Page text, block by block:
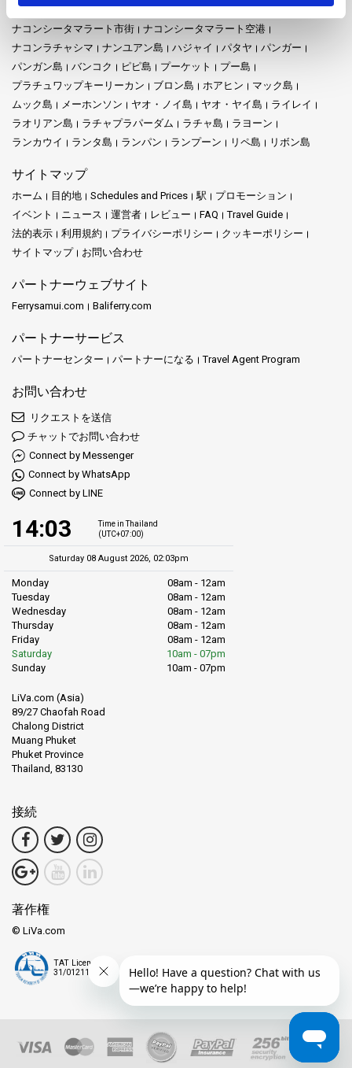
トラット
トラン ドンサク ナカ島
ナコンシータマラート
ナコンシータマラート市街
ナコンシータマラート空港
ナコンラチャシマ
ナンユアン島 ハジャイ パタヤ
パンガー
パンガン島
バンコク ピピ島 プーケット
プー島
プラチュワップキーリーカン
ブロン島 ホアヒン
マック島
ムック島
メーホンソン ヤオ・ノイ島 ヤオ・ヤイ島
ライレイ
ラオリアン島
ラチャプラパーダム ラチャ島
ラヨーン
ランカウイ
ランタ島 ランパン ランプーン リペ島 リボン島
サイトマップ
ホーム 目的地 Schedules and Prices 駅
プロモーション
イベント
ニュース 運営者 レビュー FAQ
Travel Guide
法的表示
利用規約 プライバシーポリシー
クッキーポリシー
サイトマップ
お問い合わせ
パートナーウェブサイト
Ferrysamui.com Baliferry.com
パートナーサービス
パートナーセンター パートナーになる Travel Agent Program
お問い合わせ
リクエストを送信
チャットでお問い合わせ
Connect by Messenger
Connect by WhatsApp
Connect by LINE
14:03
Time in Thailand
(UTC+07:00)
Saturday 08 August 2026, 02:03pm
Monday
08am - 12am
Tuesday
08am - 12am
Wednesday
08am - 12am
Thursday
08am - 12am
Friday
08am - 12am
Saturday
10am - 07pm
Sunday
10am - 07pm
LiVa.com (Asia)
89/27 Chaofah Road
Chalong District
Muang Phuket
Phuket Province
Thailand, 83130
接続
著作権
© LiVa.com
TAT License
31/01211